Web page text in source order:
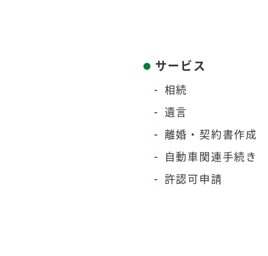
サービス
相続
遺言
離婚・契約書作成
自動車関連手続き
許認可申請